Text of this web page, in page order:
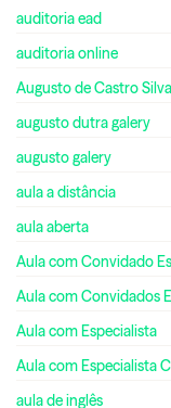
auditoria ead
auditoria online
Augusto de Castro
augusto dutra galery
augusto galery
aula a distância
aula aberta
Aula com Convidado
Aula com Convidados
Aula com Especialista
Aula com Especialista
aula de inglês